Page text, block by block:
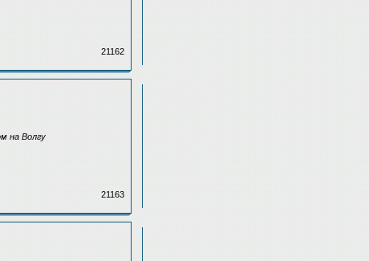
21162
на Волгу
21163